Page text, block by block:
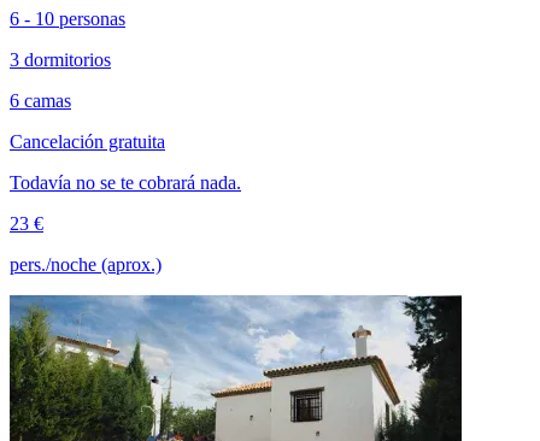
6 - 10 personas
3 dormitorios
6 camas
Cancelación gratuita
Todavía no se te cobrará nada.
23 €
pers./noche (aprox.)